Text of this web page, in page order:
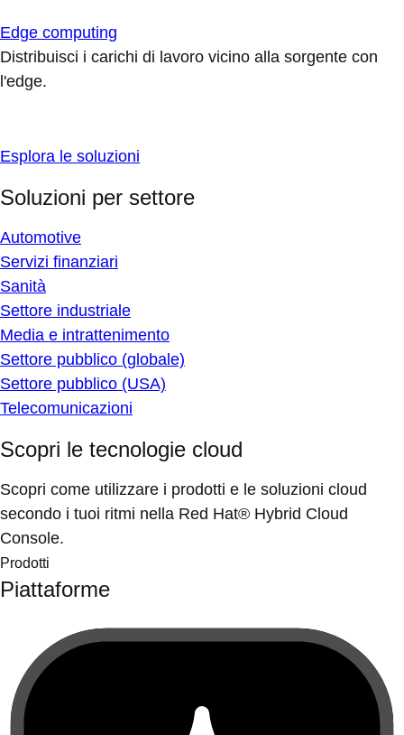
Edge computing
Distribuisci i carichi di lavoro vicino alla sorgente con
l'edge.
Esplora le soluzioni
Soluzioni per settore
Automotive
Servizi finanziari
Sanità
Settore industriale
Media e intrattenimento
Settore pubblico (globale)
Settore pubblico (USA)
Telecomunicazioni
Scopri le tecnologie cloud
Scopri come utilizzare i prodotti e le soluzioni cloud
secondo i tuoi ritmi nella Red Hat® Hybrid Cloud
Console.
Prodotti
Piattaforme